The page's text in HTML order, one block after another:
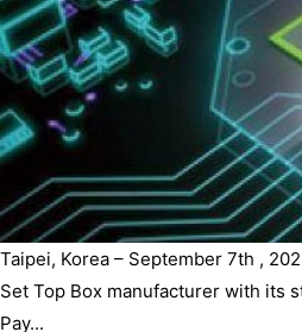
Taipei, Korea – September 7th ,
Set Top Box manufacturer with its
Pay...